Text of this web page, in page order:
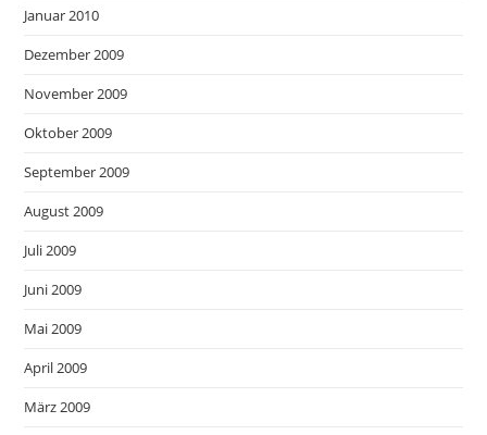
Januar 2010
Dezember 2009
November 2009
Oktober 2009
September 2009
August 2009
Juli 2009
Juni 2009
Mai 2009
April 2009
März 2009